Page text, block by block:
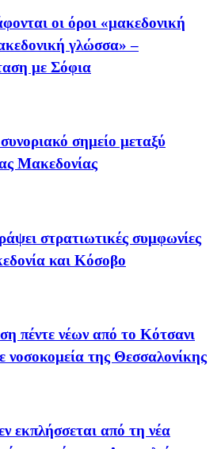
οι όροι «μακεδονική
γλώσσα» –
με Σόφια
σημείο μεταξύ
Μακεδονίας
στρατιωτικές συμφωνίες
και Κόσοβο
πέντε νέων από το Κότσανι
νοσοκομεία της Θεσσαλονίκης
εκπλήσσεται από τη νέα